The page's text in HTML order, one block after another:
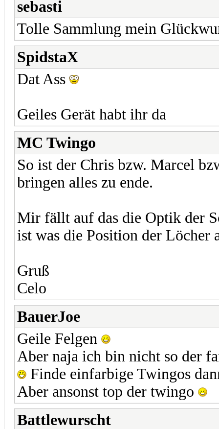
sebasti
Tolle Sammlung mein
SpidstaX
Dat Ass
Geiles Gerät habt ihr da
MC Twingo
So ist der Chris bzw. Marcel
bringen alles zu ende.
Mir fällt auf das die Optik der
ist was die Position der Löcher
Gruß
Celo
BauerJoe
Geile Felgen
Aber naja ich bin nicht so der
Finde einfarbige Twingos
Aber ansonst top der twingo
Battlewurscht